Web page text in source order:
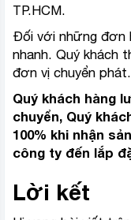
TP.HCM.
Đối với những đơn
nhanh. Quý khách
đơn vị chuyển phát.
Quý khách hàng
chuyển, Quý
100% khi nhận
công ty đến lắp
Lời kết